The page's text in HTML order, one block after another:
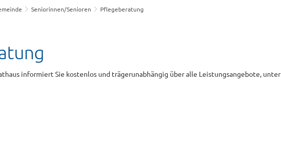
Seniorinnen/Senioren Pflegeberatung
informiert Sie kostenlos und trägerunabhängig über alle Leistungsangebote, unter